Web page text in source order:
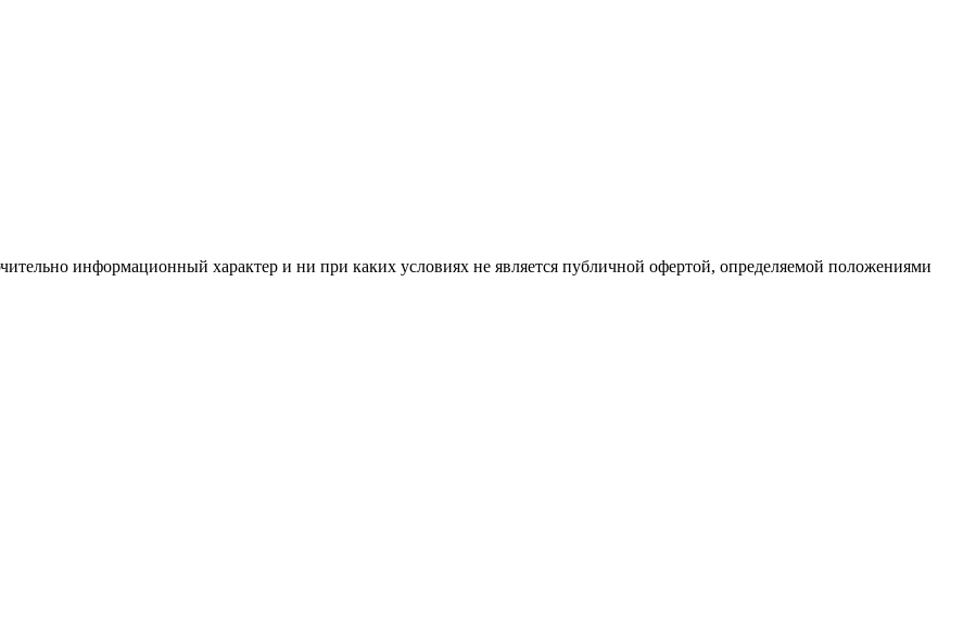
информационный характер и ни при каких условиях не является публичной офертой, определяемой положениями